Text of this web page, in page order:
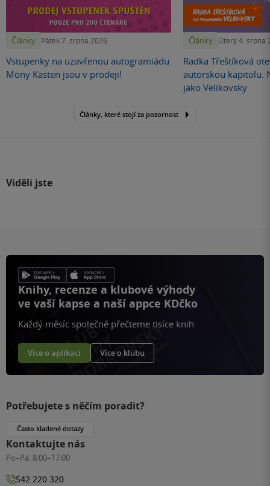
Články Pátek 7. srpna 2026
Vstupenky na uzavřenou autogramiádu
Mony Kasten jsou v prodeji!
Články Úterý 4. srpna
Radka Třeštíková
autorskou kapitolu.
jako Velikovsky
Články, které stojí za pozornost
Viděli jste
Knihy, recenze a klubové výhody
ve vaší kapse a naší appce KDčko
Každý měsíc společně přečteme tisíce knih
Více o aplikaci Více o klubu
Potřebujete s něčím poradit?
Často kladené dotazy
Kontaktujte nás
Po–Pá: 8:00–17:00
542 220 320